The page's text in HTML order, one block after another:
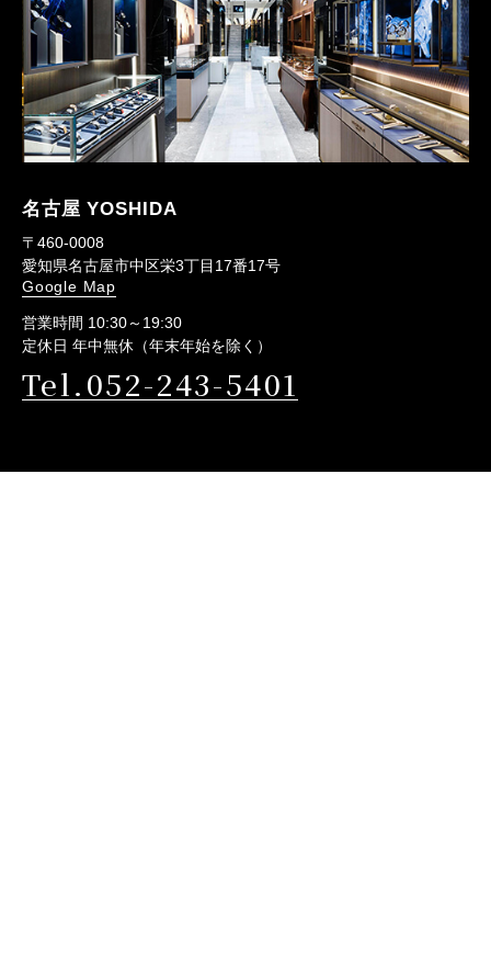
名古屋 YOSHIDA
〒460-0008
愛知県名古屋市中区栄3丁目17番17号
Google Map
営業時間 10:30～19:30
定休日 年中無休（年末年始を除く）
Tel.052-243-5401